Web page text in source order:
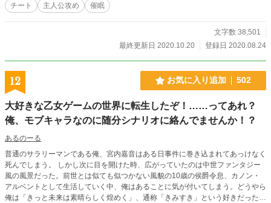
チート
主人公攻め 催眠
文字数 38,501
最終更新日 2020.10.20
登録日 2020.08.24
12 お気に入り追加 502
大好きな乙女ゲームの世界に転生したぞ！……ってあれ？
俺、モブキャラなのに随分シナリオに絡んでませんか！？
あるのーる
普通のサラリーマンである俺、宮内嘉音はある日事件に巻き込まれてあっけなく
死んでしまう。 しかし次に目を開けた時、広がっていたのは中世ファンタジー
風の風景だった。前世とは似ても似つかない風貌の10歳の侯爵令息、カノン・
アルベントとして生活していく中、俺はあることに気が付いてしまう。どうやら
俺は「きっと未来は素晴らしく煌めく」、通称「きみすき」という好きだった乙